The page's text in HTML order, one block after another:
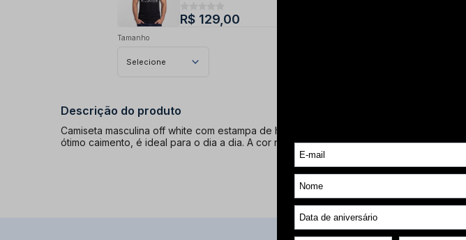
R$ 129,00
Tamanho
Selecione
Descrição do produto
Camiseta masculina off white com estampa de homem, perfeita para quem busca
ótimo caimento, é ideal para o dia a dia. A cor neutra facilita combinações, enquanto a
Voltar